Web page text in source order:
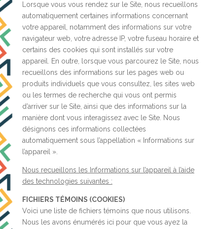
Lorsque vous vous rendez sur le Site, nous recueillons
automatiquement certaines informations concernant
votre appareil, notamment des informations sur votre
navigateur web, votre adresse IP, votre fuseau horaire et
certains des cookies qui sont installés sur votre
appareil. En outre, lorsque vous parcourez le Site, nous
recueillons des informations sur les pages web ou
produits individuels que vous consultez, les sites web
ou les termes de recherche qui vous ont permis
d’arriver sur le Site, ainsi que des informations sur la
manière dont vous interagissez avec le Site. Nous
désignons ces informations collectées
automatiquement sous l’appellation « Informations sur
l’appareil ».
Nous recueillons les Informations sur l’appareil à l’aide
des technologies suivantes :
FICHIERS TÉMOINS (COOKIES)
Voici une liste de fichiers témoins que nous utilisons.
Nous les avons énumérés ici pour que vous ayez la